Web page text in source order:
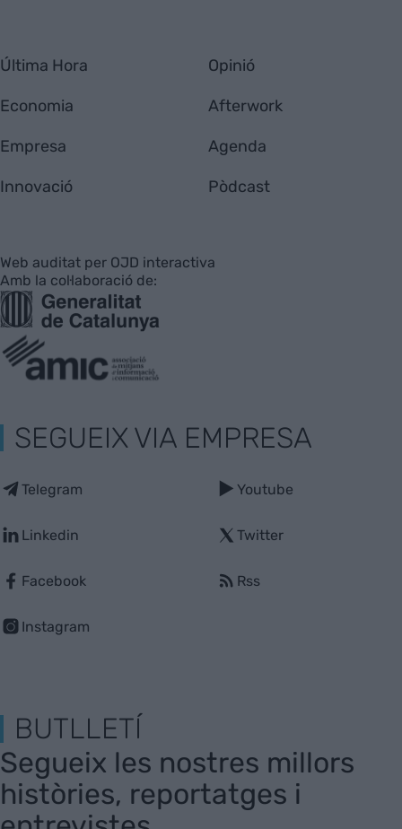
Última Hora
Economia
Empresa
Innovació
Opinió
Afterwork
Agenda
Pòdcast
Web auditat per OJD interactiva
Amb la col·laboració de:
SEGUEIX VIA EMPRESA
Telegram
Linkedin
Facebook
Instagram
Youtube
Twitter
Rss
BUTLLETÍ
Segueix les nostres millors
històries, reportatges i